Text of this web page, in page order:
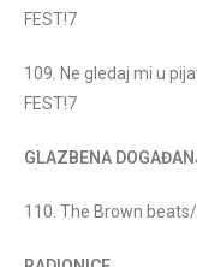
FEST!7
109. Ne gledaj mi u
FEST!7
GLAZBENA
110. The Brown